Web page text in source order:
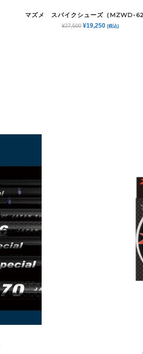
マズメ スパイクシューズ（MZWD-
¥27,500 元
¥19,250現(税込)